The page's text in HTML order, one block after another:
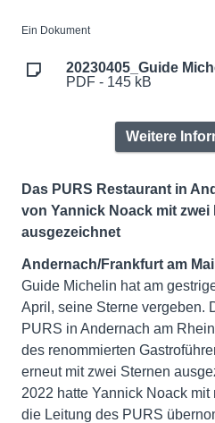
Ein Dokument
20230405_Guide
PDF - 145 kB
Weitere
Das PURS Restaurant in
von Yannick Noack mit zwei
ausgezeichnet
Andernach/Frankfurt am
Guide Michelin hat am
April, seine Sterne vergeben.
PURS in Andernach am
des renommierten
erneut mit zwei Sternen
2022 hatte Yannick Noack
die Leitung des PURS